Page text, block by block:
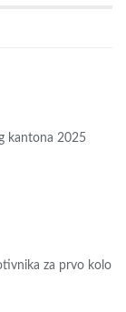
kantona 2025
za prvo kolo